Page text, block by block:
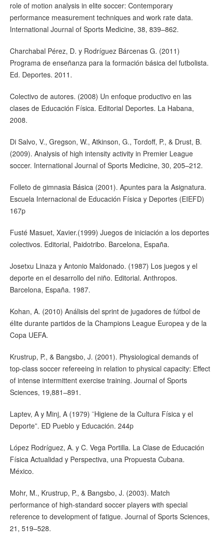
role of motion analysis in elite soccer: Contemporary
performance measurement techniques and work rate data.
International Journal of Sports Medicine, 38, 839–862.
Charchabal Pérez, D. y Rodríguez Bárcenas G. (2011)
Programa de enseñanza para la formación básica del futbolista.
Ed. Deportes. 2011.
Colectivo de autores. (2008) Un enfoque productivo en las
clases de Educación Física. Editorial Deportes. La Habana,
2008.
Di Salvo, V., Gregson, W., Atkinson, G., Tordoff, P., & Drust, B.
(2009). Analysis of high intensity activity in Premier League
soccer. International Journal of Sports Medicine, 30, 205–212.
Folleto de gimnasia Básica (2001). Apuntes para la Asignatura.
Escuela Internacional de Educación Física y Deportes (EIEFD)
167p
Fusté Masuet, Xavier.(1999) Juegos de iniciación a los deportes
colectivos. Editorial, Paidotribo. Barcelona, España.
Josetxu Linaza y Antonio Maldonado. (1987) Los juegos y el
deporte en el desarrollo del niño. Editorial. Anthropos.
Barcelona, España. 1987.
Kohan, A. (2010) Análisis del sprint de jugadores de fútbol de
élite durante partidos de la Champions League Europea y de la
Copa UEFA.
Krustrup, P., & Bangsbo, J. (2001). Physiological demands of
top-class soccer refereeing in relation to physical capacity: Effect
of intense intermittent exercise training. Journal of Sports
Sciences, 19,881–891.
Laptev, A y Minj, A (1979) ¨Higiene de la Cultura Física y el
Deporte”. ED Pueblo y Educación. 244p
López Rodríguez, A. y C. Vega Portilla. La Clase de Educación
Física Actualidad y Perspectiva, una Propuesta Cubana.
México.
Mohr, M., Krustrup, P., & Bangsbo, J. (2003). Match
performance of high-standard soccer players with special
reference to development of fatigue. Journal of Sports Sciences,
21, 519–528.